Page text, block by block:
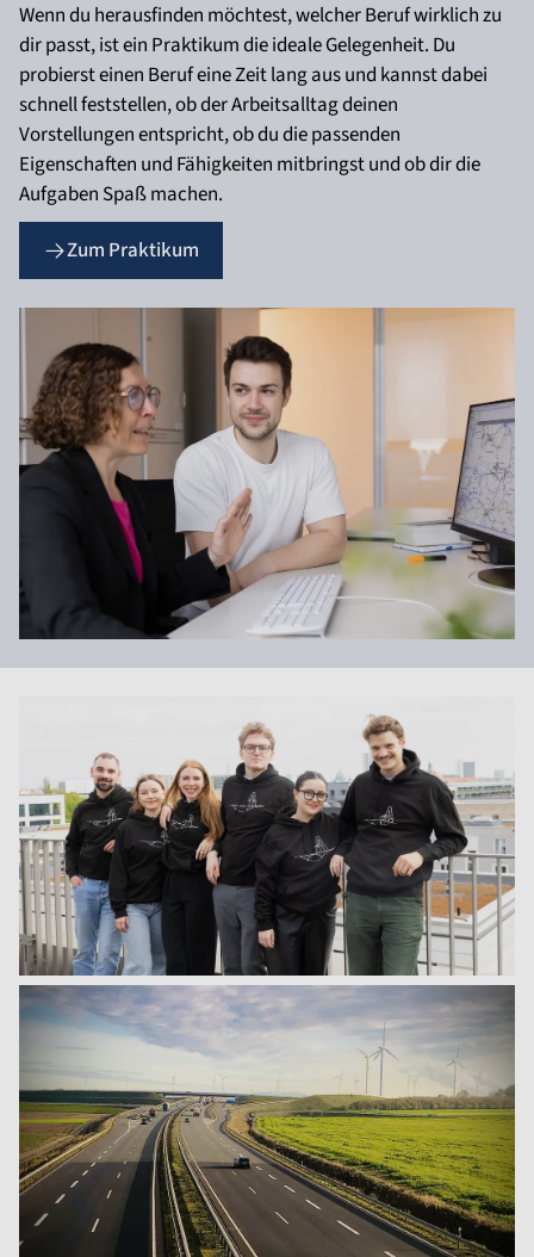
Wenn du herausfinden möchtest, welcher Beruf wirklich zu
dir passt, ist ein Praktikum die ideale Gelegenheit. Du
probierst einen Beruf eine Zeit lang aus und kannst dabei
schnell feststellen, ob der Arbeitsalltag deinen
Vorstellungen entspricht, ob du die passenden
Eigenschaften und Fähigkeiten mitbringst und ob dir die
Aufgaben Spaß machen.
Zum Praktikum